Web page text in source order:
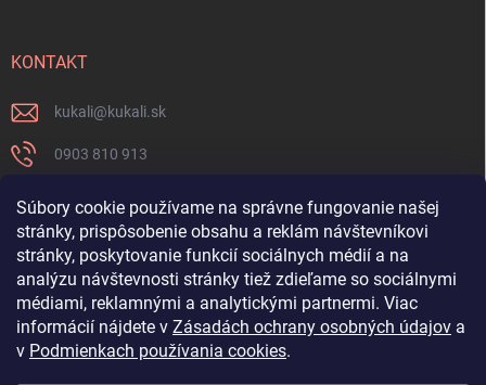
Súbory cookie používame na správne fungovanie našej
stránky, prispôsobenie obsahu a reklám návštevníkovi
stránky, poskytovanie funkcií sociálnych médií a na
analýzu návštevnosti stránky tiež zdieľame so sociálnymi
médiami, reklamnými a analytickými partnermi. Viac
informácií nájdete v Zásadách ochrany osobných údajov a
v Podmienkach používania cookies.
KONTAKT
kukali@kukali.sk
0903 810 913
0903 810 913
Nenechajte si ujsť novinky a sledujte nás na FB
kukalishop